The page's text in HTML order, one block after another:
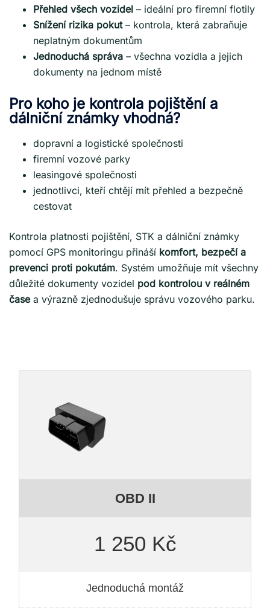
Přehled všech vozidel – ideální pro firemní flotily
Snížení rizika pokut– kontrola, která zabraňuje
neplatným dokumentům
Jednoduchá správa – všechna vozidla a jejich
dokumenty na jednom místě
Pro koho je kontrola pojištění a
dálniční známky vhodná?
dopravní a logistické společnosti
firemní vozové parky
leasingové společnosti
jednotlivci, kteří chtějí mít přehled a bezpečně
cestovat
Kontrola platnosti pojištění, STK a dálniční známky
pomocí GPS monitoringu přináší komfort, bezpečí a
prevenci proti pokutám. Systém umožňuje mít všechny
důležité dokumenty vozidel pod kontrolou v reálném
časea výrazně zjednodušuje správu vozového parku.
OBD II
1 250 Kč
Jednoduchá montáž